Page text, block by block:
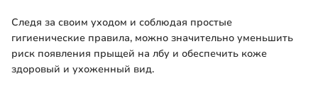
Следя за своим уходом и соблюдая простые
гигиенические правила, можно значительно уменьшить
риск появления прыщей на лбу и обеспечить коже
здоровый и ухоженный вид.